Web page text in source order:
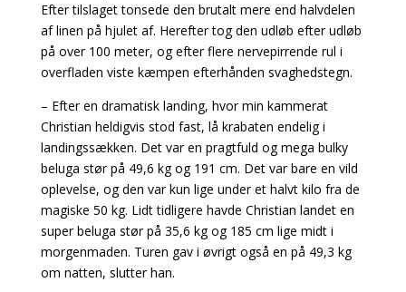
Efter tilslaget tonsede den brutalt mere end halvdelen
af linen på hjulet af. Herefter tog den udløb efter udløb
på over 100 meter, og efter flere nervepirrende rul i
overfladen viste kæmpen efterhånden svaghedstegn.
– Efter en dramatisk landing, hvor min kammerat
Christian heldigvis stod fast, lå krabaten endelig i
landingssækken. Det var en pragtfuld og mega bulky
beluga stør på 49,6 kg og 191 cm. Det var bare en vild
oplevelse, og den var kun lige under et halvt kilo fra de
magiske 50 kg. Lidt tidligere havde Christian landet en
super beluga stør på 35,6 kg og 185 cm lige midt i
morgenmaden. Turen gav i øvrigt også en på 49,3 kg
om natten, slutter han.